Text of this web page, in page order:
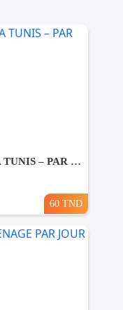
FEMME DE MENAGE A TUNIS – PAR JOUR A El khadhra
60 TND